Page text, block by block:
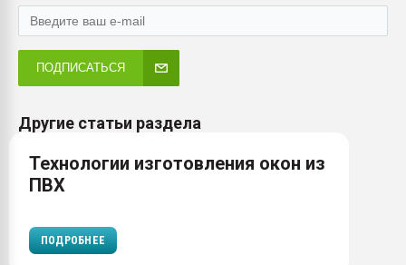
ПОДПИСАТЬСЯ
Другие статьи раздела
Технологии изготовления окон из
ПВХ
ПОДРОБНЕЕ